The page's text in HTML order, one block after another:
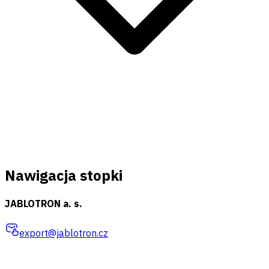
Nawigacja stopki
JABLOTRON a. s.
export@jablotron.cz